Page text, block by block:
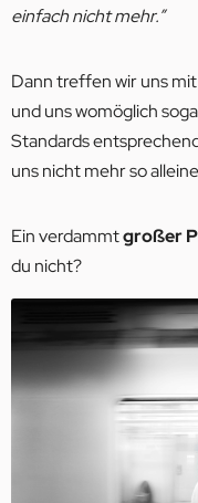
einfach nicht mehr.”
Dann treffen wir uns
und uns womöglich
Standards
uns nicht mehr so
Ein verdammtgroßer
du nicht?